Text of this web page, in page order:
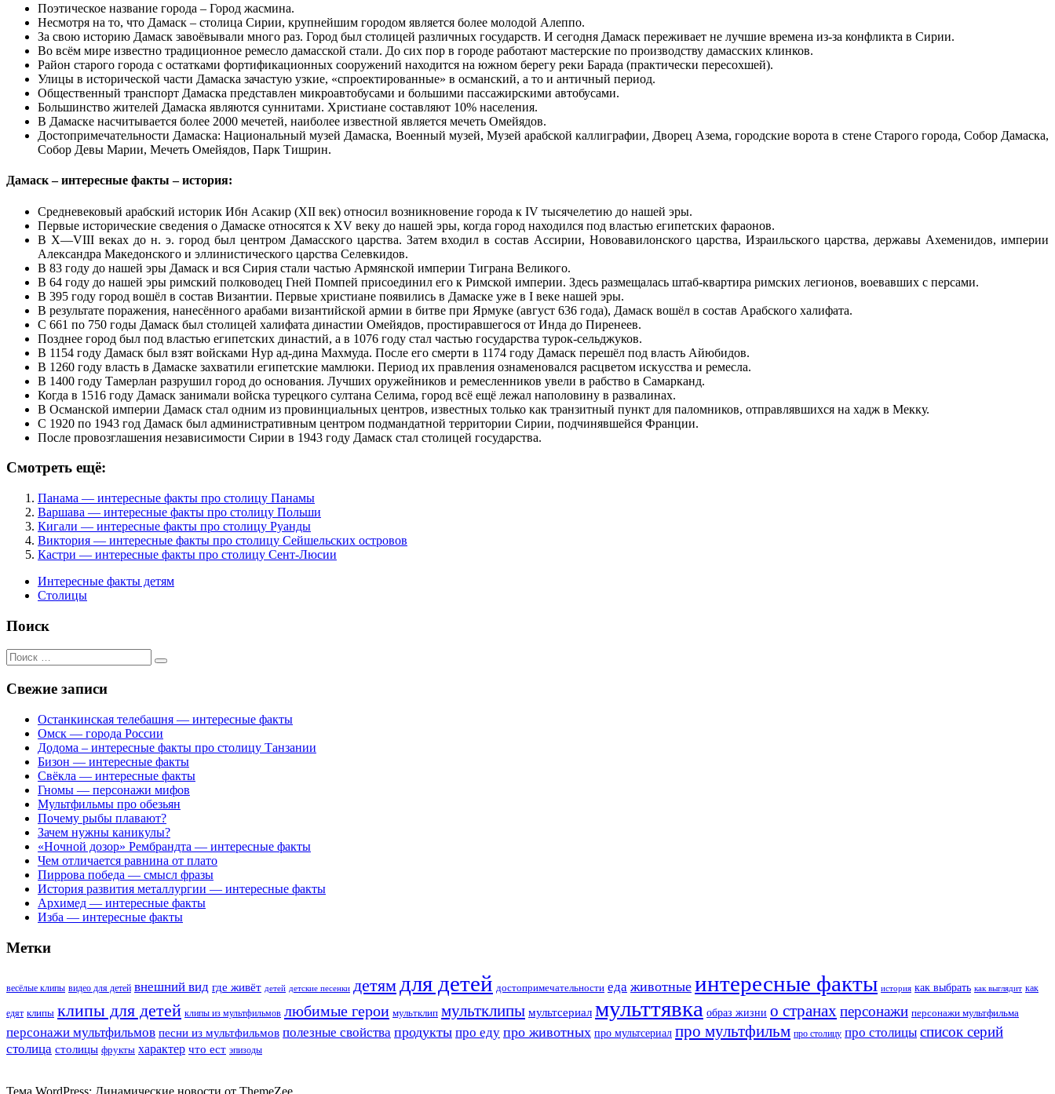
Поэтическое название города – Город жасмина.
Несмотря на то, что Дамаск – столица Сирии, крупнейшим городом является более молодой Алеппо.
За свою историю Дамаск завоёвывали много раз. Город был столицей различных государств. И сегодня Дамаск переживает не лучшие времена из-за конфликта в Сирии.
Во всём мире известно традиционное ремесло дамасской стали. До сих пор в городе работают мастерские по производству дамасских клинков.
Район старого города с остатками фортификационных сооружений находится на южном берегу реки Барада (практически пересохшей).
Улицы в исторической части Дамаска зачастую узкие, «спроектированные» в османский, а то и античный период.
Общественный транспорт Дамаска представлен микроавтобусами и большими пассажирскими автобусами.
Большинство жителей Дамаска являются суннитами. Христиане составляют 10% населения.
В Дамаске насчитывается более 2000 мечетей, наиболее известной является мечеть Омейядов.
Достопримечательности Дамаска: Национальный музей Дамаска, Военный музей, Музей арабской каллиграфии, Дворец Азема, городские ворота в стене Старого города, Собор Дамаска,
Собор Девы Марии, Мечеть Омейядов, Парк Тишрин.
Дамаск – интересные факты – история:
Средневековый арабский историк Ибн Асакир (XII век) относил возникновение города к IV тысячелетию до нашей эры.
Первые исторические сведения о Дамаске относятся к XV веку до нашей эры, когда город находился под властью египетских фараонов.
В X—VIII веках до н. э. город был центром Дамасского царства. Затем входил в состав Ассирии, Нововавилонского царства, Израильского царства, державы Ахеменидов, империи
Александра Македонского и эллинистического царства Селевкидов.
В 83 году до нашей эры Дамаск и вся Сирия стали частью Армянской империи Тиграна Великого.
В 64 году до нашей эры римский полководец Гней Помпей присоединил его к Римской империи. Здесь размещалась штаб-квартира римских легионов, воевавших с персами.
В 395 году город вошёл в состав Византии. Первые христиане появились в Дамаске уже в I веке нашей эры.
В результате поражения, нанесённого арабами византийской армии в битве при Ярмуке (август 636 года), Дамаск вошёл в состав Арабского халифата.
С 661 по 750 годы Дамаск был столицей халифата династии Омейядов, простиравшегося от Инда до Пиренеев.
Позднее город был под властью египетских династий, а в 1076 году стал частью государства турок-сельджуков.
В 1154 году Дамаск был взят войсками Нур ад-дина Махмуда. После его смерти в 1174 году Дамаск перешёл под власть Айюбидов.
В 1260 году власть в Дамаске захватили египетские мамлюки. Период их правления ознаменовался расцветом искусства и ремесла.
В 1400 году Тамерлан разрушил город до основания. Лучших оружейников и ремесленников увели в рабство в Самарканд.
Когда в 1516 году Дамаск занимали войска турецкого султана Селима, город всё ещё лежал наполовину в развалинах.
В Османской империи Дамаск стал одним из провинциальных центров, известных только как транзитный пункт для паломников, отправлявшихся на хадж в Мекку.
С 1920 по 1943 год Дамаск был административным центром подмандатной территории Сирии, подчинявшейся Франции.
После провозглашения независимости Сирии в 1943 году Дамаск стал столицей государства.
Смотреть ещё:
Панама — интересные факты про столицу Панамы
Варшава — интересные факты про столицу Польши
Кигали — интересные факты про столицу Руанды
Виктория — интересные факты про столицу Сейшельских островов
Кастри — интересные факты про столицу Сент-Люсии
Интересные факты детям
Столицы
Поиск
Поиск
для:
Свежие записи
Останкинская телебашня — интересные факты
Омск — города России
Додома – интересные факты про столицу Танзании
Бизон — интересные факты
Свёкла — интересные факты
Гномы — персонажи мифов
Мультфильмы про обезьян
Почему рыбы плавают?
Зачем нужны каникулы?
«Ночной дозор» Рембрандта — интересные факты
Чем отличается равнина от плато
Пиррова победа — смысл фразы
История развития металлургии — интересные факты
Архимед — интересные факты
Изба — интересные факты
Метки
весёлые клипы видео для детей внешний вид где живёт детей детские песенки детям для детей достопримечательности еда животные интересные факты история как выбрать как выглядит как
едят клипы клипы для детей клипы из мультфильмов любимые герои мультклип мультклипы мультсериал мульттявка образ жизни о странахперсонажи персонажи мультфильма
персонажи мультфильмов песни из мультфильмов полезные свойства продукты про еду про животных про мультсериал про мультфильм про столицу про столицы список серий
столица столицы фрукты характер что ест эпизоды